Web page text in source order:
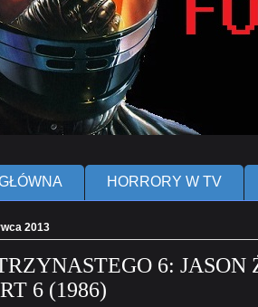
HORRORY W TV
2013
6: JASON
6 (1986)